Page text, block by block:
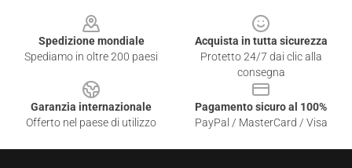
Spedizione mondiale
Spediamo in oltre 200 paesi
Acquista in tutta sicurezza
Protetto 24/7 dai clic alla
consegna
Garanzia internazionale
Offerto nel paese di utilizzo
Pagamento sicuro al 100%
PayPal / MasterCard / Visa